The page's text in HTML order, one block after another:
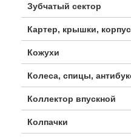
Зубчатый сектор
Картер, крышки,
Кожухи
Колеса, спицы,
Коллектор впускной
Колпачки